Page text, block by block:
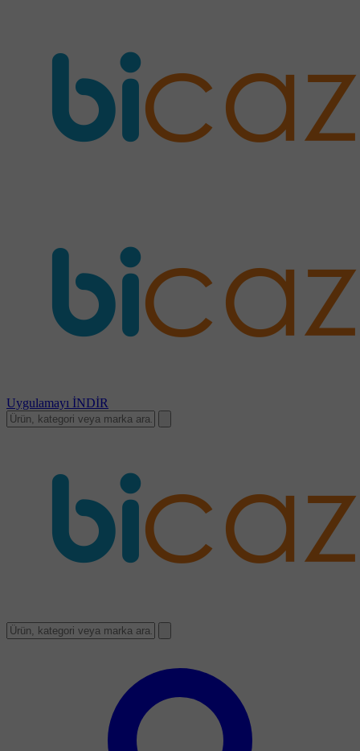
Uygulamayı İNDİR